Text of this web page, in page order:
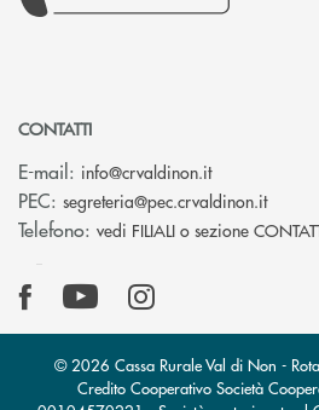
CONTATTI
E-mail: info@crvaldinon.it(si apre
PEC: segreteria@pec.crvaldinon.it(si
Telefono: vedi FILIALI o sezione
© 2026 Cassa Rurale Val di Non -
Credito Cooperativo Società